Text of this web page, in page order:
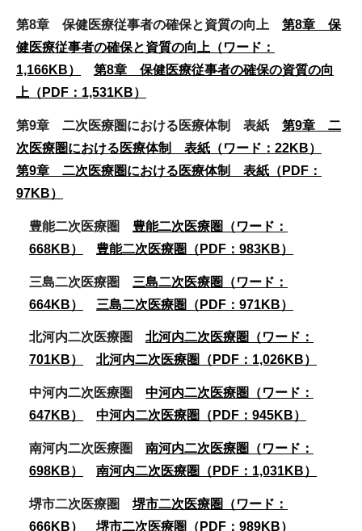
第8章 保健医療従事者の確保と資質の向上 第8章 保
健医療従事者の確保と資質の向上（ワード：
1,166KB）
第8章 保健医療従事者の確保の資質の向
上（PDF：1,531KB）
第9章 二次医療圏における医療体制 表紙 第9章 二
次医療圏における医療体制 表紙（ワード：22KB）
第9章 二次医療圏における医療体制 表紙（PDF：
97KB）
豊能二次医療圏
豊能二次医療圏（ワード：
668KB）
豊能二次医療圏（PDF：983KB）
三島二次医療圏
三島二次医療圏（ワード：
664KB）
三島二次医療圏（PDF：971KB）
北河内二次医療圏 北河内二次医療圏（ワード：
701KB）
北河内二次医療圏（PDF：1,026KB）
中河内二次医療圏 中河内二次医療圏（ワード：
647KB）
中河内二次医療圏（PDF：945KB）
南河内二次医療圏 南河内二次医療圏（ワード：
698KB）
南河内二次医療圏（PDF：1,031KB）
堺市二次医療圏 堺市二次医療圏（ワード：
666KB）
堺市二次医療圏（PDF：989KB）